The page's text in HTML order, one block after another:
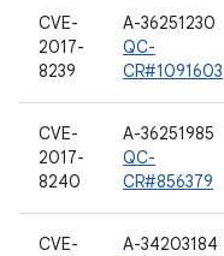
CVE-
2017-
8239
A-36251230
QC-
CR#1091603
CVE-
2017-
8240
A-36251985
QC-
CR#856379
CVE-
A-34203184